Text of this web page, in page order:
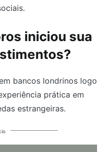
iniciou sua
bancos londrinos logo
prática em
estrangeiras.